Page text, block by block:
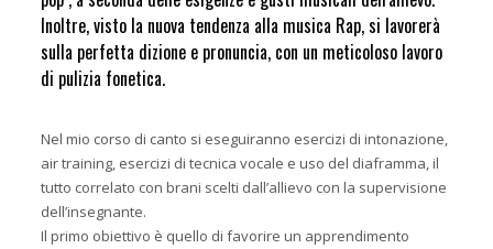
Inoltre, visto la nuova tendenza alla musica Rap, si lavorerà
sulla perfetta dizione e pronuncia, con un meticoloso lavoro
di pulizia fonetica.
Nel mio corso di canto si eseguiranno esercizi di intonazione,
air training, esercizi di tecnica vocale e uso del diaframma, il
tutto correlato con brani scelti dall’allievo con la supervisione
dell’insegnante.
Il primo obiettivo è quello di favorire un apprendimento